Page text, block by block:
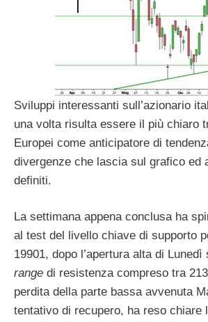
Sviluppi interessanti sull’azionario
una volta risulta essere il più chiaro
Europei come anticipatore di
divergenze che lascia sul grafico ed
definiti.
La settimana appena conclusa ha
al test del livello chiave di supporto
19901, dopo l’apertura alta di Lunedì
range di resistenza compreso tra
perdita della parte bassa avvenuta
tentativo di recupero, ha reso chiare